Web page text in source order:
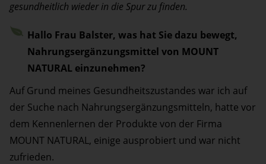
gesundheitlich wieder in die Spur zu finden.
Hallo Frau Balster, was hat Sie dazu bewegt,
Nahrungsergänzungsmittel von MOUNT
NATURAL einzunehmen?
Auf Grund meines Gesundheitszustandes war ich auf
der Suche nach Nahrungsergänzungsmitteln, hatte vor
dem Kennenlernen der Produkte von der Firma
MOUNT NATURAL, einige ausprobiert und war nicht
zufrieden.